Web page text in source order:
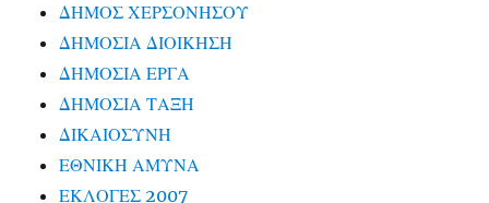
ΔΗΜΟΣ ΧΕΡΣΟΝΗΣΟΥ
ΔΗΜΟΣΙΑ ΔΙΟΙΚΗΣΗ
ΔΗΜΟΣΙΑ ΕΡΓΑ
ΔΗΜΟΣΙΑ ΤΑΞΗ
ΔΙΚΑΙΟΣΥΝΗ
ΕΘΝΙΚΗ ΑΜΥΝΑ
ΕΚΛΟΓΕΣ 2007